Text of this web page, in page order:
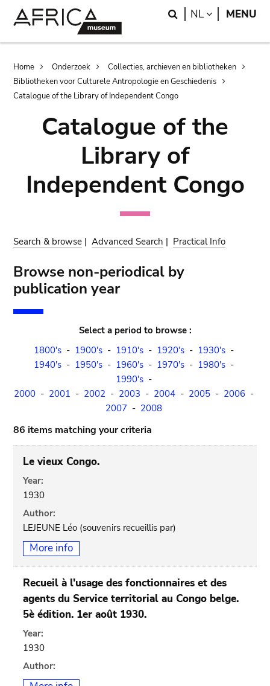
Search
NL LANGUAGE
MENU
Breadcrumb
Home Onderzoek
Collecties, archieven en bibliotheken
Bibliotheken voor Culturele Antropologie en Geschiedenis
Catalogue of the Library of Independent Congo
Catalogue of the
Library of
Independent Congo
Search & browse |Advanced Search | Practical Info
Browse non-periodical by
publication year
Select a period to browse :
1800's - 1900's - 1910's - 1920's - 1930's -
1940's - 1950's - 1960's - 1970's - 1980's -
1990's -
2000 - 2001 - 2002 - 2003 - 2004 - 2005 - 2006 -
2007 - 2008
86 items matching your criteria
Le vieux Congo.
Year:
1930
Author:
LEJEUNE Léo (souvenirs recueillis par)
More info
Recueil à l'usage des fonctionnaires et des
agents du Service territorial au Congo belge.
5è édition. 1er août 1930.
Year:
1930
Author: